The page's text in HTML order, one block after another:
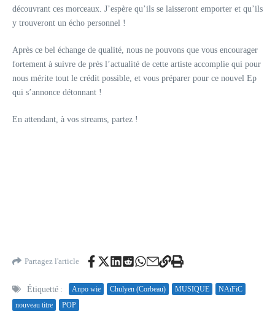
découvrant ces morceaux. J’espère qu’ils se laisseront emporter et qu’ils
y trouveront un écho personnel !
Après ce bel échange de qualité, nous ne pouvons que vous encourager
fortement à suivre de près l’actualité de cette artiste accomplie qui pour
nous mérite tout le crédit possible, et vous préparer pour ce nouvel Ep
qui s’annonce détonnant !
En attendant, à vos streams, partez !
Partagez l'article
Étiquetté : Anpo wie Chulyen (Corbeau) MUSIQUE
NAïFiC
nouveau titre
POP